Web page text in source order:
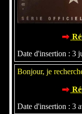
Date d'insertion : 3
Bonjour, je
Date d'insertion : 3